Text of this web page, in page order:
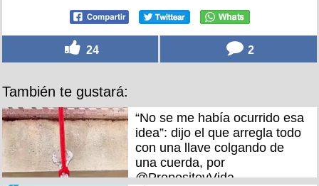
24 2
También te gustará:
“No se me había ocurrido esa
idea”: dijo el que arregla todo
con una llave colgando de
una cuerda, por
@PropositoyVida